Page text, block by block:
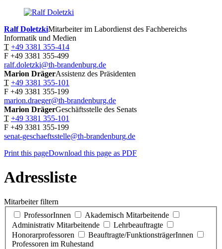
RalfDoletzkiMitarbeiter im Labordienst des Fachbereichs
Informatik und Medien
T +49 3381 355-414
F +49 3381 355-499
ralf.doletzki@th-brandenburg.de
Marion DrägerAssistenz des Präsidenten
T +49 3381 355-101
F +49 3381 355-199
marion.draeger@th-brandenburg.de
Marion DrägerGeschäftsstelle des Senats
T +49 3381 355-101
F +49 3381 355-199
senat-geschaeftsstelle@th-brandenburg.de
Print this pageDownload this page as PDF
Adressliste
Mitarbeiter filtern
ProfessorInnen
Akademisch Mitarbeitende
Administrativ Mitarbeitende
Lehrbeauftragte
Honorarprofessoren
Beauftragte/FunktionsträgerInnen
Professoren im Ruhestand